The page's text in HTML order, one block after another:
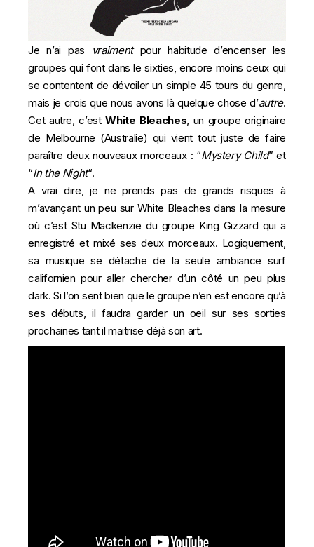
Je n’ai pas vraimentpour habitude d’encenser les
groupes qui font dans le sixties, encore moins ceux qui
se contentent de dévoiler un simple 45 tours du genre,
mais je crois que nous avons là quelque chose d’autre.
Cet autre, c’estWhite Bleaches, un groupe originaire
de Melbourne (Australie) qui vient tout juste de faire
paraître deux nouveaux morceaux : “Mystery Child” et
“In the Night“.
A vrai dire, je ne prends pas de grands risques à
m’avançant un peu sur White Bleaches dans la mesure
où c’est Stu Mackenzie du groupe King Gizzard qui a
enregistré et mixé ses deux morceaux. Logiquement,
sa musique se détache de la seule ambiance surf
californien pour aller chercher d’un côté un peu plus
dark. Si l’on sent bien que le groupe n’en est encore qu’à
ses débuts, il faudra garder un oeil sur ses sorties
prochaines tant il maitrise déjà son art.